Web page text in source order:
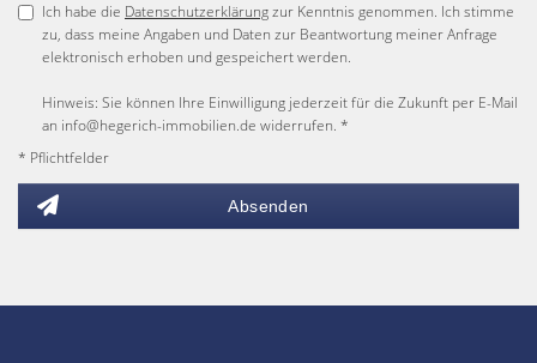
Ich habe die Datenschutzerklärungzur Kenntnis genommen. Ich stimme
zu, dass meine Angaben und Daten zur Beantwortung meiner Anfrage
elektronisch erhoben und gespeichert werden.
Hinweis: Sie können Ihre Einwilligung jederzeit für die Zukunft per E-Mail
an info@hegerich-immobilien.de widerrufen. *
* Pflichtfelder
Absenden